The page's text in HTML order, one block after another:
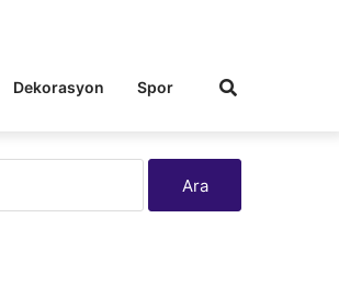
Dekorasyon Spor